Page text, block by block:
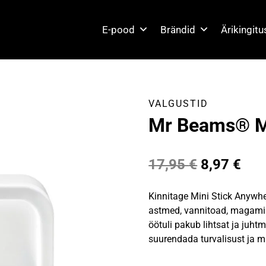
E-pood Brändid
VALGUSTID
Mr Beams®
17,95€ Algne
oli:
17,95 €.
8,97 €
on:
Kinnitage Mini Stick
astmed, vannitoad,
öötuli pakub lihtsat ja
suurendada turvalisust ja